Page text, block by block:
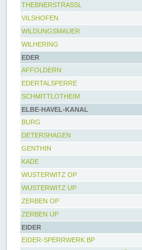
THEBNERSTRASSL
VILSHOFEN
WILDUNGSMAUER
WILHERING
EDER
AFFOLDERN
EDERTALSPERRE
SCHMITTLOTHEIM
ELBE-HAVEL-KANAL
BURG
DETERSHAGEN
GENTHIN
KADE
WUSTERWITZ OP
WUSTERWITZ UP
ZERBEN OP
ZERBEN UP
EIDER
EIDER-SPERRWERK BP